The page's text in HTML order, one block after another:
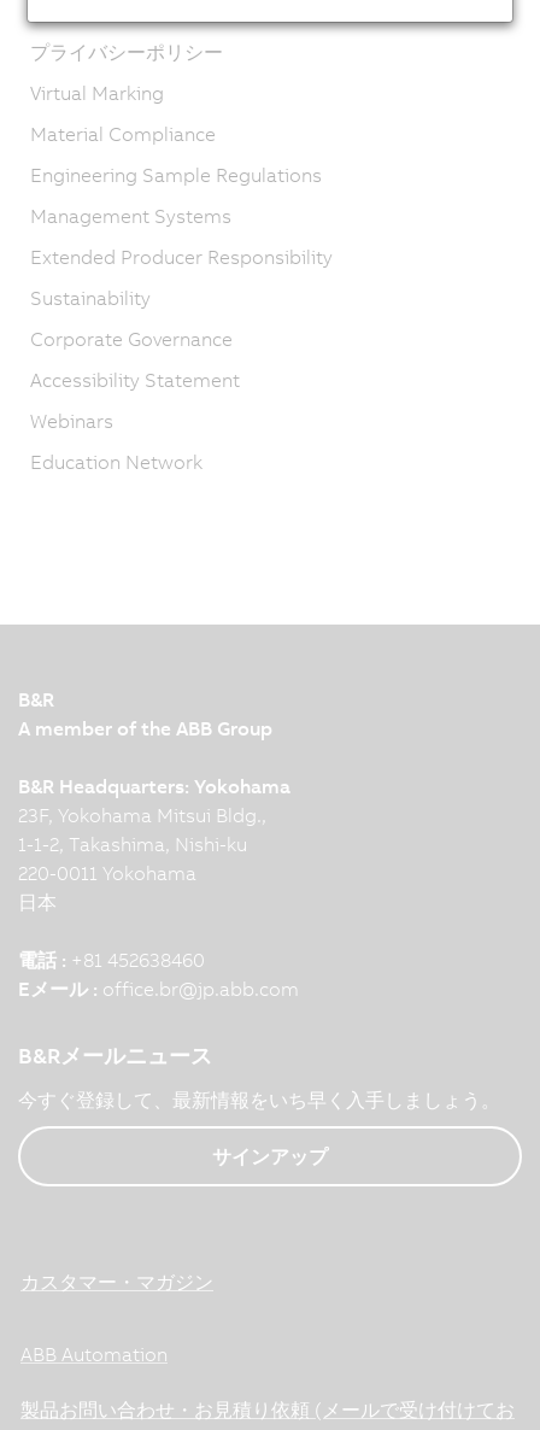
プライバシーポリシー
Virtual Marking
Material Compliance
Engineering Sample Regulations
Management Systems
Extended Producer Responsibility
Sustainability
Corporate Governance
Accessibility Statement
Webinars
Education Network
B&R
A member of the ABB Group
B&R Headquarters: Yokohama
23F, Yokohama Mitsui Bldg.,
1-1-2, Takashima, Nishi-ku
220-0011 Yokohama
日本
電話 : +81 452638460
Eメール : office.br@jp.abb.com
B&Rメールニュース
今すぐ登録して、最新情報をいち早く入手しましょう。
サインアップ
カスタマー・マガジン
ABB Automation
製品お問い合わせ・お見積り依頼 (メールで受け付けてお